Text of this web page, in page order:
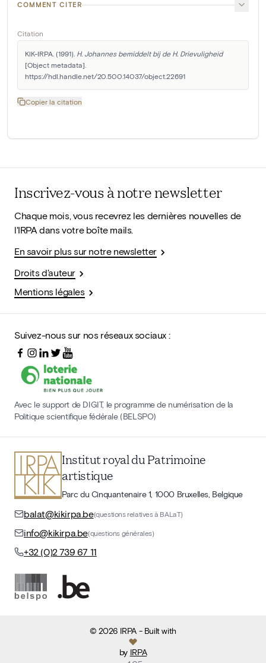
COMMENT CITER
Citation
KIK-IRPA. (1991). H. Johannes bemiddelt bij de H. Drievuligheid
[Object metadata].
https://hdl.handle.net/20.500.14037/object.22691
Copier la citation
Inscrivez-vous à notre newsletter
Chaque mois, vous recevrez les dernières nouvelles de
l'IRPA dans votre boîte mails.
En savoir plus sur notre newsletter
Droits d'auteur
Mentions légales
Suivez-nous sur nos réseaux sociaux :
Avec le support de DIGIT, le programme de numérisation de la
Politique scientifique fédérale (BELSPO)
Institut royal du Patrimoine
artistique
Parc du Cinquantenaire 1, 1000 Bruxelles, Belgique
balat@kikirpa.be(questions relatives à BALaT)
info@kikirpa.be(questions générales)
+32 (0)2 739 67 11
©2026 IRPA- Built with
by IRPA